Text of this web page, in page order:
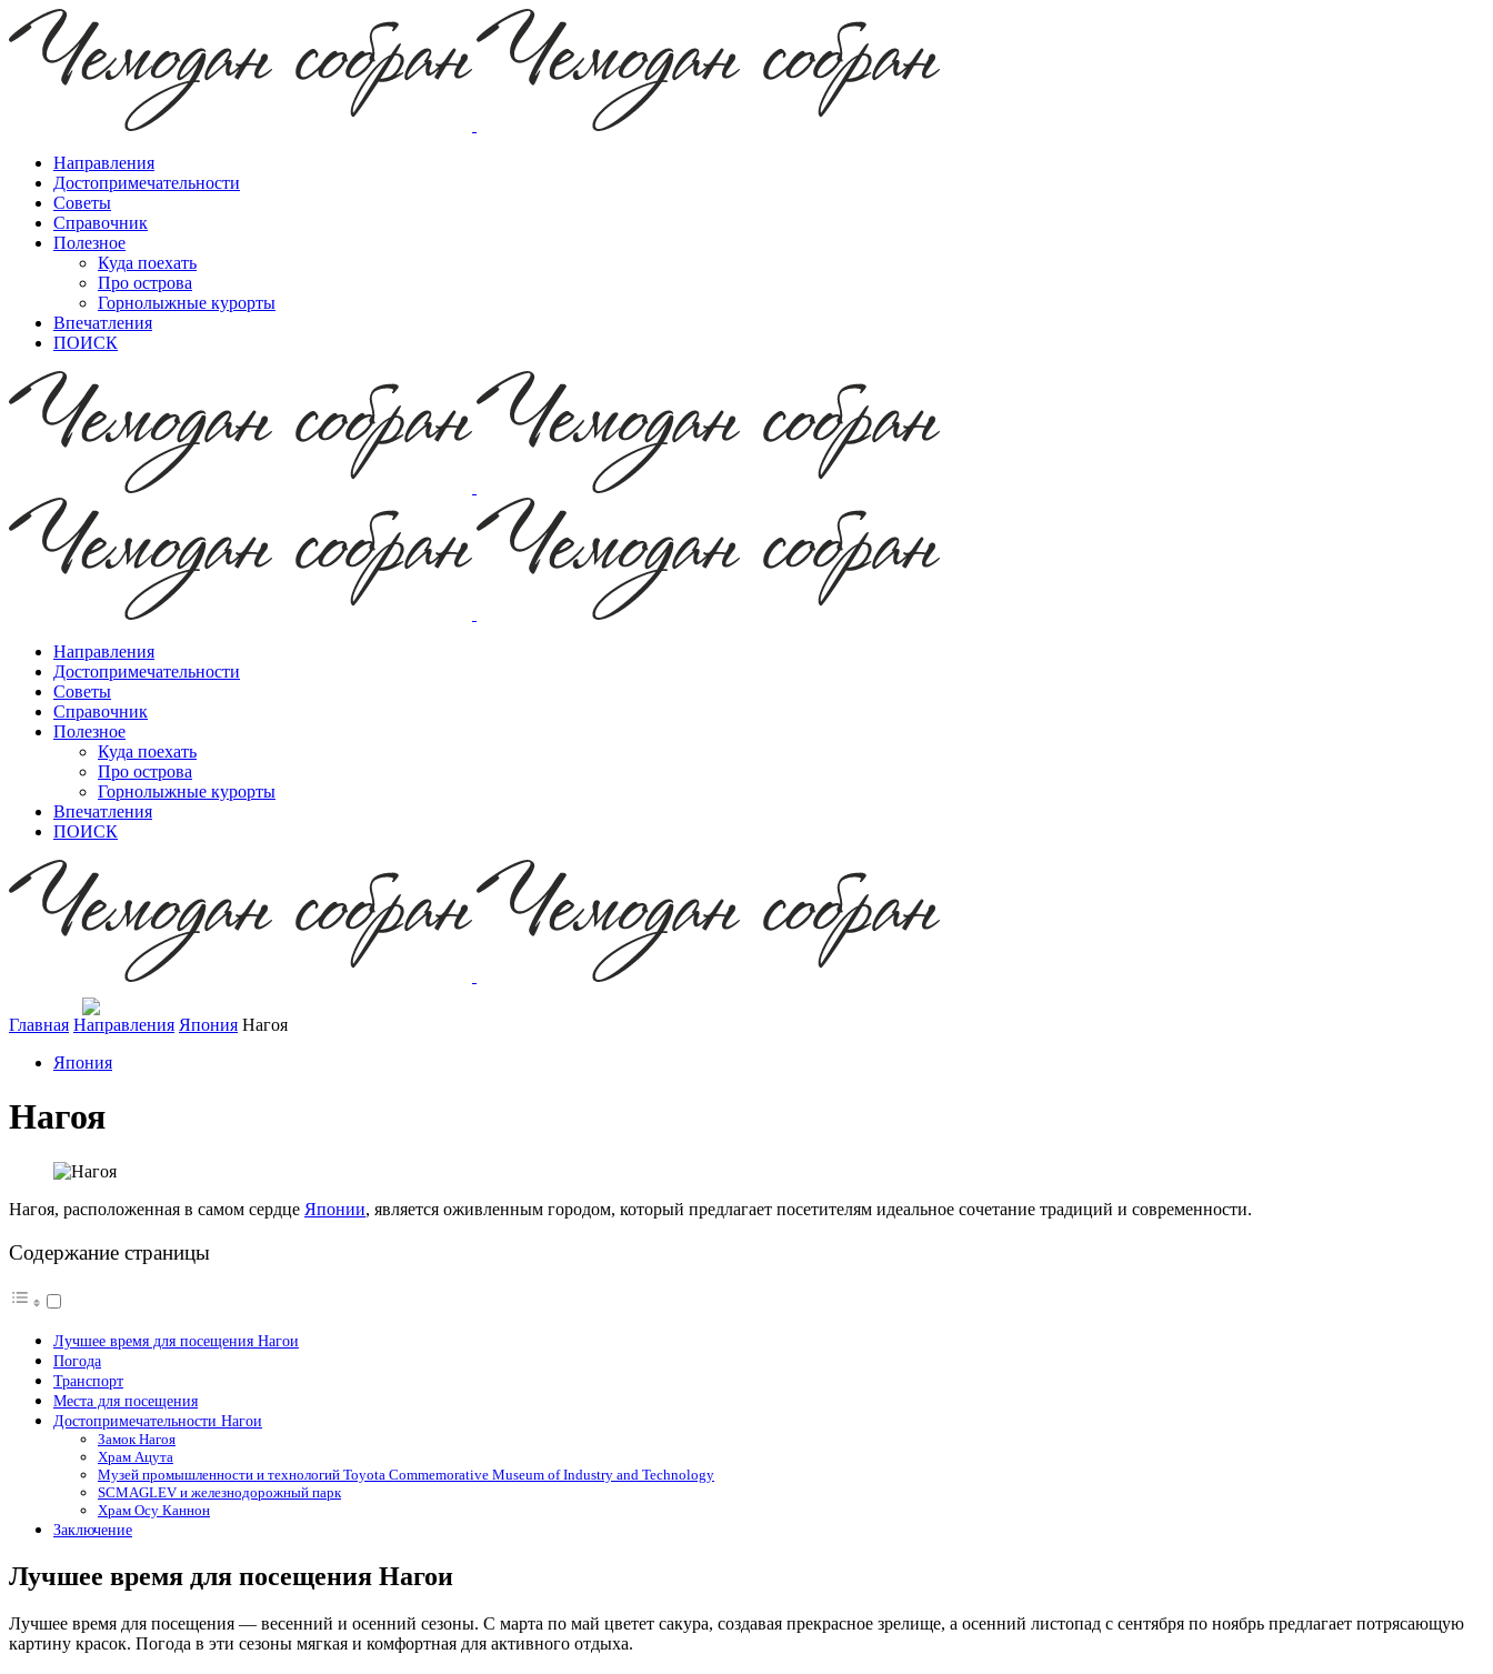
Направления
Достопримечательности
Советы
Справочник
Полезное
Куда поехать
Про острова
Горнолыжные курорты
Впечатления
ПОИСК
Направления
Достопримечательности
Советы
Справочник
Полезное
Куда поехать
Про острова
Горнолыжные курорты
Впечатления
ПОИСК
Главная Направления Япония Нагоя
Япония
Нагоя
Нагоя, расположенная в самом сердце Японии, является оживленным городом, который предлагает посетителям идеальное сочетание традиций и современности.
Содержание страницы
Лучшее время для посещения Нагои
Погода
Транспорт
Места для посещения
Достопримечательности Нагои
Замок Нагоя
Храм Ацута
Музей промышленности и технологий Toyota Commemorative Museum of Industry and Technology
SCMAGLEV и железнодорожный парк
Храм Осу Каннон
Заключение
Лучшее время для посещения Нагои
Лучшее время для посещения — весенний и осенний сезоны. С марта по май цветет сакура, создавая прекрасное зрелище, а осенний листопад с сентября по ноябрь предлагает потрясающую
картину красок. Погода в эти сезоны мягкая и комфортная для активного отдыха.